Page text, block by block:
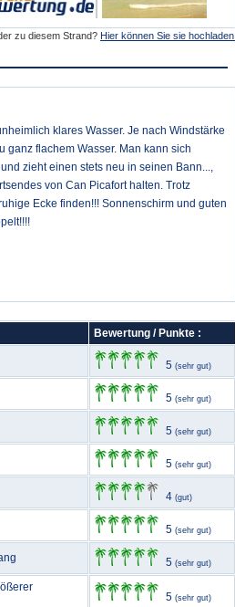
zu diesem Strand? Hier können Sie sie hochladen.
klares Wasser. Je nach Windstärke
flachem Wasser. Man kann sich
zieht einen stets neu in seinen Bann...,
von Can Picafort halten. Trotz
Ecke finden!!! Sonnenschirm und guten
Bewertung / Punkte :
5 (sehr gut)
5 (sehr gut)
5 (sehr gut)
5 (sehr gut)
4 (gut)
5 (sehr gut)
5 (sehr gut)
5 (sehr gut)